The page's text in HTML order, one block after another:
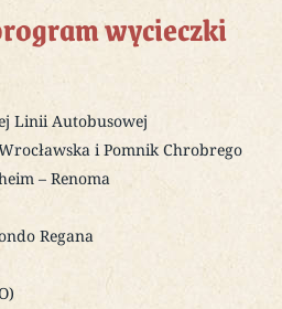
wycieczki
Linii Autobusowej
i Pomnik Chrobrego
– Renoma
Regana